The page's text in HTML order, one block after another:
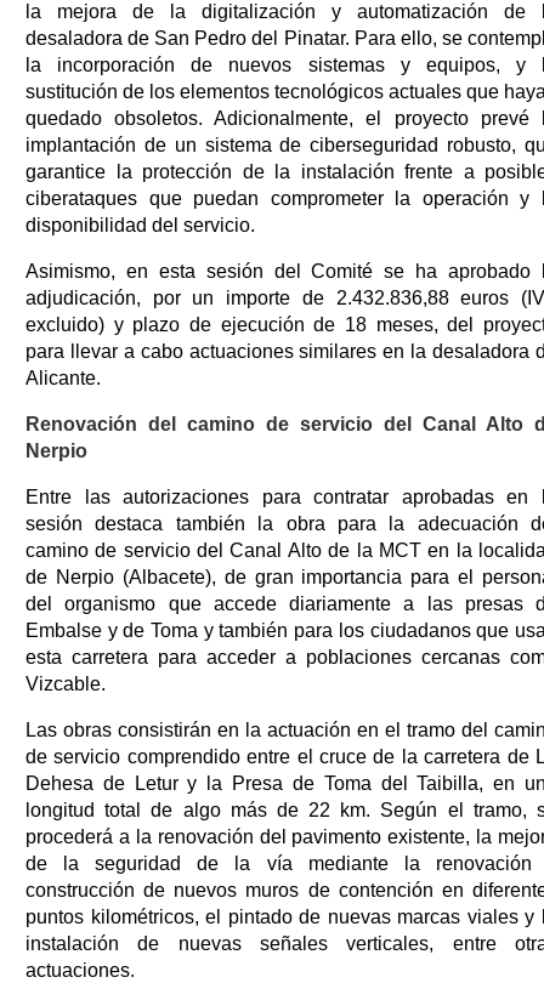
la mejora de la digitalización y automatización de
desaladora de San Pedro del Pinatar. Para ello, se
la incorporación de nuevos sistemas y equipos, y
sustitución de los elementos tecnológicos actuales que
quedado obsoletos. Adicionalmente, el proyecto prevé
implantación de un sistema de ciberseguridad robusto,
garantice la protección de la instalación frente a
ciberataques que puedan comprometer la operación y
disponibilidad del servicio.
Asimismo, en esta sesión del Comité se ha aprobado
adjudicación, por un importe de 2.432.836,88 euros
excluido) y plazo de ejecución de 18 meses, del
para llevar a cabo actuaciones similares en la desaladora
Alicante.
Renovación del camino de servicio del Canal Alto
Nerpio
Entre las autorizaciones para contratar aprobadas en
sesión destaca también la obra para la adecuación
camino de servicio del Canal Alto de la MCT en la
de Nerpio (Albacete), de gran importancia para el
del organismo que accede diariamente a las presas
Embalse y de Toma y también para los ciudadanos que
esta carretera para acceder a poblaciones cercanas
Vizcable.
Las obras consistirán en la actuación en el tramo del
de servicio comprendido entre el cruce de la carretera de
Dehesa de Letur y la Presa de Toma del Taibilla, en
longitud total de algo más de 22 km. Según el tramo,
procederá a la renovación del pavimento existente, la
de la seguridad de la vía mediante la renovación
construcción de nuevos muros de contención en
puntos kilométricos, el pintado de nuevas marcas viales y
instalación de nuevas señales verticales, entre
actuaciones.